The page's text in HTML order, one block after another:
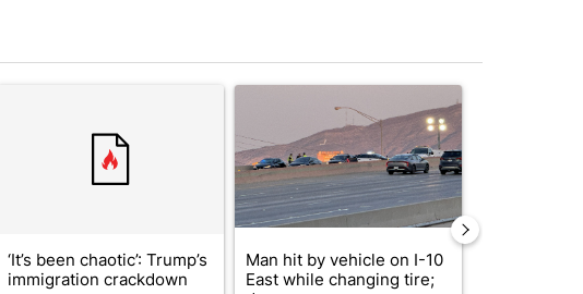
in the last 7 days.
‘It’s been chaotic’: Trump’s
immigration crackdown
Man hit by vehicle on I-10
East while changing tire;